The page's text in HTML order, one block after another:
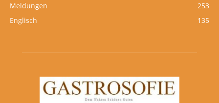
Meldungen
253
Englisch
135